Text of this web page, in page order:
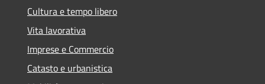
Cultura e tempo libero
Vita lavorativa
Imprese e Commercio
Catasto e urbanistica